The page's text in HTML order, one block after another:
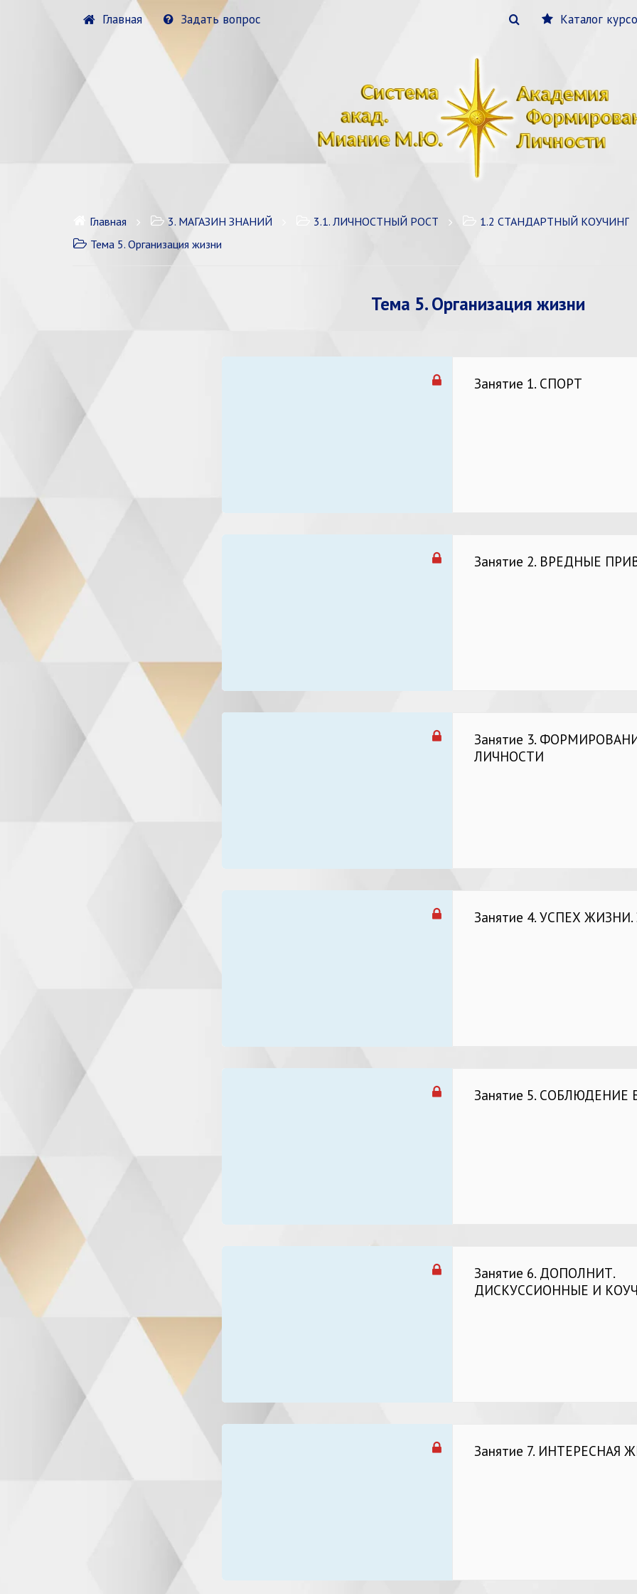
Главная Задать вопрос Каталог
Главная 3. МАГАЗИН ЗНАНИЙ 3.1. ЛИЧНОСТНЫЙ РОСТ 1.2 СТАНДАРТНЫЙ КОУЧИНГ
Тема 5. Организация жизни
Тема 5. Организация жизни
Занятие 1. СПОРТ
Занятие 2. ВРЕДНЫЕ
Занятие 3.
ЛИЧНОСТИ
Занятие 4. УСПЕХ
Занятие 5. СОБЛЮДЕНИЕ
Занятие 6. ДОПОЛНИТ.
ДИСКУССИОННЫЕ И
Занятие 7. ИНТЕРЕСНАЯ